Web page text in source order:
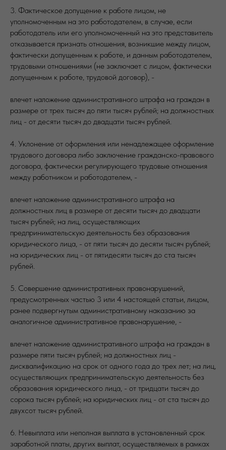
3. Фактическое допущение к работе лицом, не
уполномоченным на это работодателем, в случае, если
работодатель или его уполномоченный на это представитель
отказывается признать отношения, возникшие между лицом,
фактически допущенным к работе, и данным работодателем,
трудовыми отношениями (не заключает с лицом, фактически
допущенным к работе, трудовой договор), -
влечет наложение административного штрафа на граждан в
размере от трех тысяч до пяти тысяч рублей; на должностных
лиц - от десяти тысяч до двадцати тысяч рублей.
4. Уклонение от оформления или ненадлежащее оформление
трудового договора либо заключение гражданско-правового
договора, фактически регулирующего трудовые отношения
между работником и работодателем, -
влечет наложение административного штрафа на
должностных лиц в размере от десяти тысяч до двадцати
тысяч рублей; на лиц, осуществляющих
предпринимательскую деятельность без образования
юридического лица, - от пяти тысяч до десяти тысяч рублей;
на юридических лиц - от пятидесяти тысяч до ста тысяч
рублей.
5. Совершение административных правонарушений,
предусмотренных частью 3 или 4 настоящей статьи, лицом,
ранее подвергнутым административному наказанию за
аналогичное административное правонарушение, -
влечет наложение административного штрафа на граждан в
размере пяти тысяч рублей; на должностных лиц -
дисквалификацию на срок от одного года до трех лет; на лиц,
осуществляющих предпринимательскую деятельность без
образования юридического лица, - от тридцати тысяч до
сорока тысяч рублей; на юридических лиц - от ста тысяч до
двухсот тысяч рублей.
6. Невыплата или неполная выплата в установленный срок
заработной платы, других выплат, осуществляемых в рамках